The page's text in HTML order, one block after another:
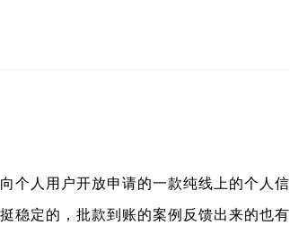
个人用户开放申请的一款纯线上的个人信
稳定的，批款到账的案例反馈出来的也有